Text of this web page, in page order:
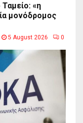
Ταμείο: «η
μονόδρομος
5 August 2026 0